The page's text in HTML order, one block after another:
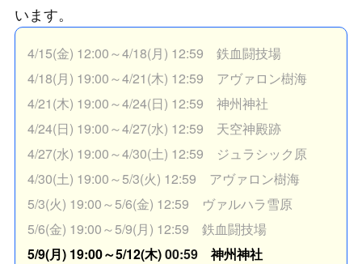
います。
4/15(金) 12:00～4/18(月) 12:59 鉄血闘技場
4/18(月) 19:00～4/21(木) 12:59 アヴァロン樹海
4/21(木) 19:00～4/24(日) 12:59 神州神社
4/24(日) 19:00～4/27(水) 12:59 天空神殿跡
4/27(水) 19:00～4/30(土) 12:59 ジュラシック原
4/30(土) 19:00～5/3(火) 12:59 アヴァロン樹海
5/3(火) 19:00～5/6(金) 12:59 ヴァルハラ雪原
5/6(金) 19:00～5/9(月) 12:59 鉄血闘技場
5/9(月) 19:00～5/12(木)00:59神州神社